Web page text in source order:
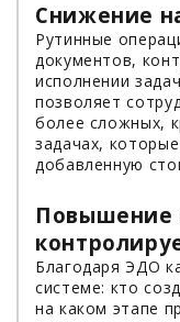
Снижение
Рутинные
документов,
исполнении
позволяет
более сложных,
задачах,
добавленную
Повышение
Благодаря ЭДО
системе: кто
на каком этапе